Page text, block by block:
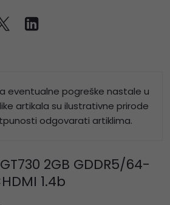
eventualne pogreške nastale u
artikala su ilustrativne prirode
odgovarati artiklima.
2GB GDDR5/64-
1.4b